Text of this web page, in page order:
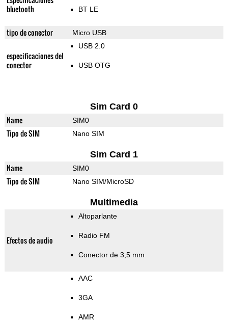
bluetooth
BT LE
tipo de conector Micro USB
especificaciones del
conector
USB 2.0
USB OTG
Sim Card 0
Name SIM0
Tipo de SIM Nano SIM
Sim Card 1
Name SIM0
Tipo de SIM Nano SIM/MicroSD
Multimedia
Efectos de audio
Altoparlante
Radio FM
Conector de 3,5 mm
AAC
3GA
AMR